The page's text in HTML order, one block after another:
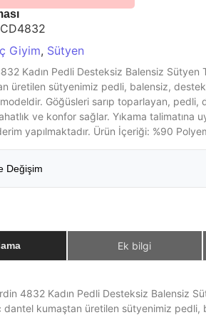
Giyim, Sütyen
Kadın Pedli Desteksiz Balensiz Sütyen
üretilen sütyenimiz pedli, balensiz,
Göğüsleri sarıp toparlayan,
ve konfor sağlar. Yıkama talimatına
yapılmaktadır. Ürün İçeriği: %90
Değişim
Ek bilgi
4832 Kadın Pedli Desteksiz Balensiz
dantel kumaştan üretilen sütyenimiz